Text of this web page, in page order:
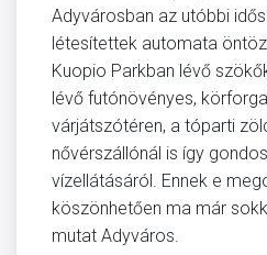
Adyvárosban az utóbbi
létesítettek automata
Kuopio Parkban lévő
lévő futónövényes,
várjátszótéren, a tóparti
nővérszállónál is így
vízellátásáról. Ennek e
köszönhetően ma már
mutat Adyváros.